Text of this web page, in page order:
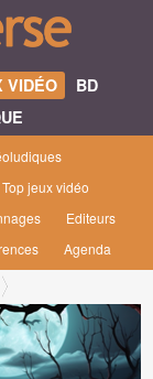
VIDÉO
BD
Top jeux vidéo
Editeurs
Agenda